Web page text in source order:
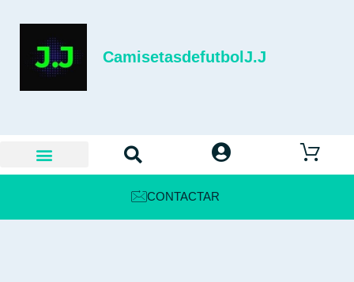
CamisetasdefutbolJ.J
CONTACTAR